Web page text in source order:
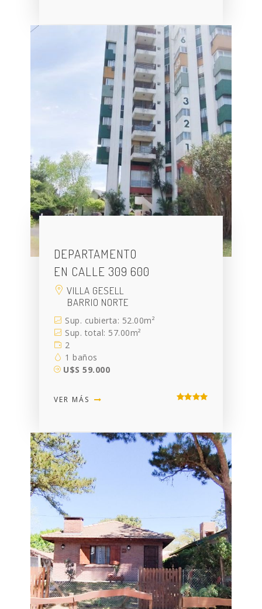
DEPARTAMENTO
EN CALLE 309 600
VILLA GESELL
BARRIO NORTE
Sup. cubierta: 52.00m²
Sup. total: 57.00m²
2
1 baños
U$S 59.000
VER MÁS